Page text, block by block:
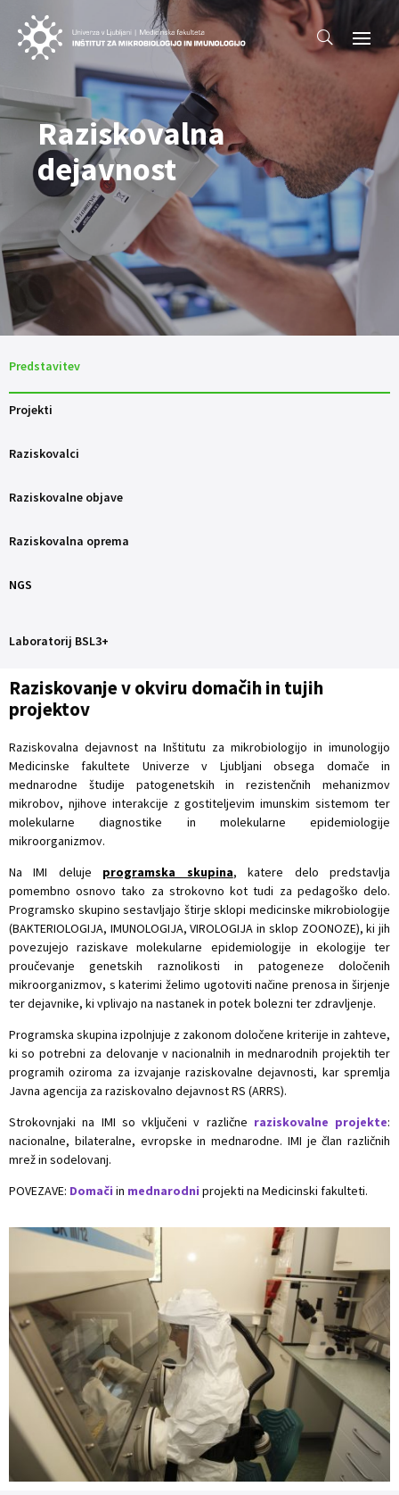
Raziskovalna
dejavnost
Predstavitev
Projekti
Raziskovalci
Raziskovalne objave
Raziskovalna oprema
NGS
Laboratorij BSL3+
Raziskovanje v okviru domačih in tujih
projektov
Raziskovalna dejavnost na Inštitutu za mikrobiologijo in imunologijo
Medicinske fakultete Univerze v Ljubljani obsega domače in
mednarodne študije patogenetskih in rezistenčnih mehanizmov
mikrobov, njihove interakcije z gostiteljevim imunskim sistemom ter
molekularne diagnostike in molekularne epidemiologije
mikroorganizmov.
Na IMI deluje programska skupina, katere delo predstavlja
pomembno osnovo tako za strokovno kot tudi za pedagoško delo.
Programsko skupino sestavljajo štirje sklopi medicinske mikrobiologije
(BAKTERIOLOGIJA, IMUNOLOGIJA, VIROLOGIJA in sklop ZOONOZE), ki jih
povezujejo raziskave molekularne epidemiologije in ekologije ter
proučevanje genetskih raznolikosti in patogeneze določenih
mikroorganizmov, s katerimi želimo ugotoviti načine prenosa in širjenje
ter dejavnike, ki vplivajo na nastanek in potek bolezni ter zdravljenje.
Programska skupina izpolnjuje z zakonom določene kriterije in zahteve,
ki so potrebni za delovanje v nacionalnih in mednarodnih projektih ter
programih oziroma za izvajanje raziskovalne dejavnosti, kar spremlja
Javna agencija za raziskovalno dejavnost RS (ARRS).
Strokovnjaki na IMI so vključeni v različne raziskovalne projekte:
nacionalne, bilateralne, evropske in mednarodne. IMI je član različnih
mrež in sodelovanj.
POVEZAVE: Domači in mednarodni projekti na Medicinski fakulteti.